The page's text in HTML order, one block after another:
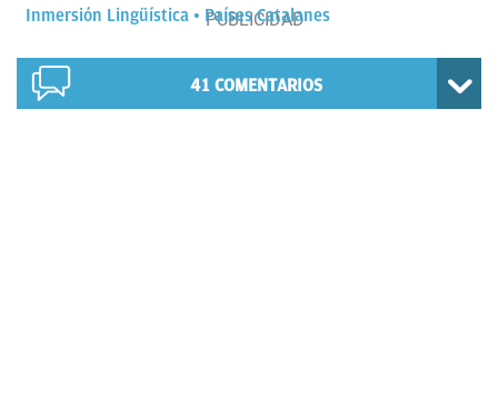
Inmersión Lingüística
Países Catalanes
41 COMENTARIOS